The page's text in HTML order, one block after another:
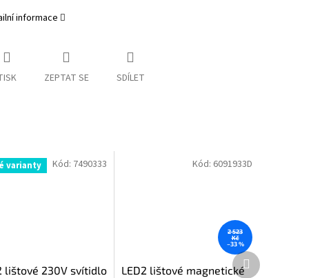
informace
ZEPTAT SE SDÍLET
varianty
lištové 230V svítidlo
Kód: 7490333
2 523
Kč
–33 %
LED2 lištové magnetické
Kód: 6091933D
Další
produkt